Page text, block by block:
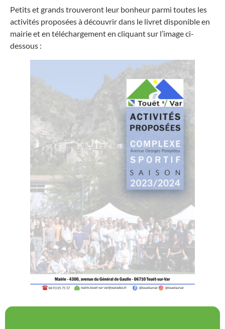
Petits et grands trouveront leur bonheur parmi toutes les
activités proposées à découvrir dans le livret disponible en
mairie et en téléchargement en cliquant sur l’image ci-
dessous :